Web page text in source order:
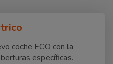
coche ECO con la
específicas.